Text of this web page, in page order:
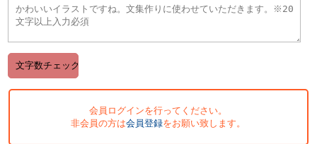
会員ログインを行ってください。
非会員の方は会員登録をお願い致します。